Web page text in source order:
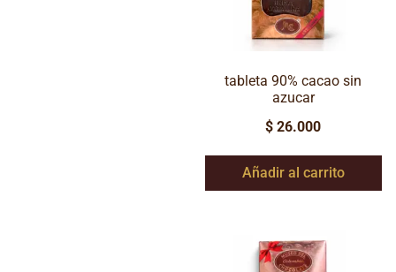
tableta 90% cacao sin
azucar
$ 26.000
Añadir al carrito